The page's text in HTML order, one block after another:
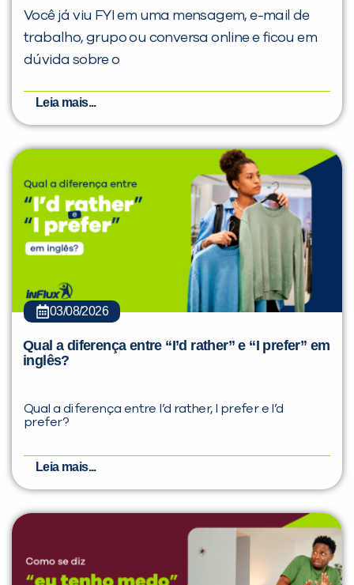
Você já viu FYI em uma mensagem, e-mail de
trabalho, grupo ou conversa online e ficou em
dúvida sobre o
Leia mais...
03/08/2026
Qual a diferença entre “I’d rather” e “I prefer” em
inglês?
Qual a diferença entre I’d rather, I prefer e I’d
prefer?
Leia mais...